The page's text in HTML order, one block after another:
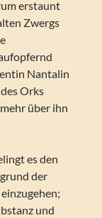
erstaunt
Zwergs
Nantalin
Orks
über ihn
es den
der
und